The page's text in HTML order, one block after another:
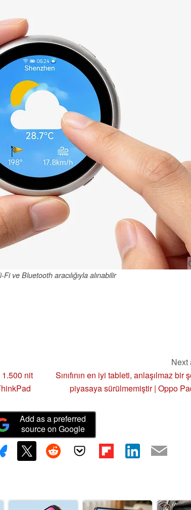
Fi ve Bluetooth aracılığıyla alınabilir
nit
Next
Sınıfının en iyi tableti, anlaşılmaz bir
piyasaya sürülmemiştir | Oppo
Add as a preferred
source on Google